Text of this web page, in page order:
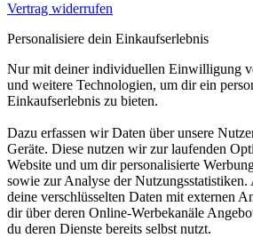
Vertrag widerrufen
Personalisiere dein Einkaufserlebnis
Nur mit deiner individuellen Einwilligung
und weitere Technologien, um dir ein
Einkaufserlebnis zu bieten.
Dazu erfassen wir Daten über unsere
Geräte. Diese nutzen wir zur laufenden
Website und um dir personalisierte
sowie zur Analyse der
deine verschlüsselten Daten mit externen
dir über deren Online-Werbekanäle
du deren Dienste bereits selbst nutzt.